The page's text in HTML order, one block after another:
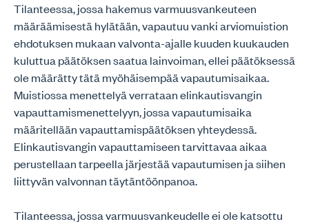
Tilanteessa, jossa hakemus varmuusvankeuteen
määräämisestä hylätään, vapautuu vanki arviomuistion
ehdotuksen mukaan valvonta-ajalle kuuden kuukauden
kuluttua päätöksen saatua lainvoiman, ellei päätöksessä
ole määrätty tätä myöhäisempää vapautumisaikaa.
Muistiossa menettelyä verrataan elinkautisvangin
vapauttamismenettelyyn, jossa vapautumisaika
määritellään vapauttamispäätöksen yhteydessä.
Elinkautisvangin vapauttamiseen tarvittavaa aikaa
perustellaan tarpeella järjestää vapautumisen ja siihen
liittyvän valvonnan täytäntöönpanoa.
Tilanteessa, jossa varmuusvankeudelle ei ole katsottu